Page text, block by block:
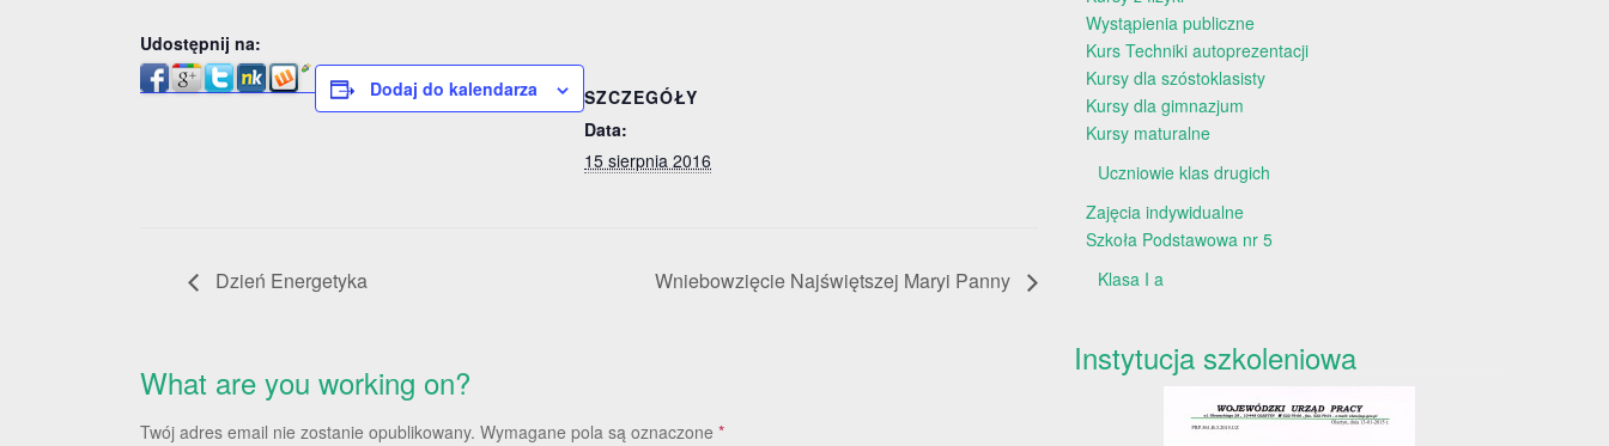
Udostępnij na:
Dodaj do kalendarza
SZCZEGÓŁY
Data:
15 sierpnia 2016
Dzień Energetyka Wniebowzięcie Najświętszej Maryi Panny
What are you working on?
Twój adres email nie zostanie opublikowany. Wymagane pola są oznaczone *
Wystąpienia publiczne
Kurs Techniki autoprezentacji
Kursy dla szóstoklasisty
Kursy dla gimnazjum
Kursy maturalne
Uczniowie klas drugich
Zajęcia indywidualne
Szkoła Podstawowa nr 5
Klasa I a
Instytucja szkoleniowa